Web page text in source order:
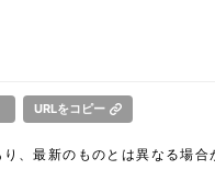
URLをコピー
、最新のものとは異なる場合